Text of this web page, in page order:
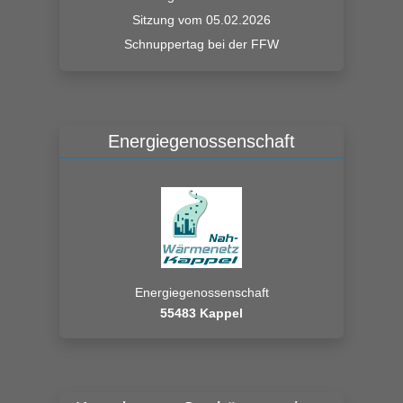
Sitzung vom 05.02.2026
Schnuppertag bei der FFW
Energiegenossenschaft
Energiegenossenschaft
55483 Kappel